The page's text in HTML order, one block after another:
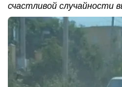
счастливой случайности